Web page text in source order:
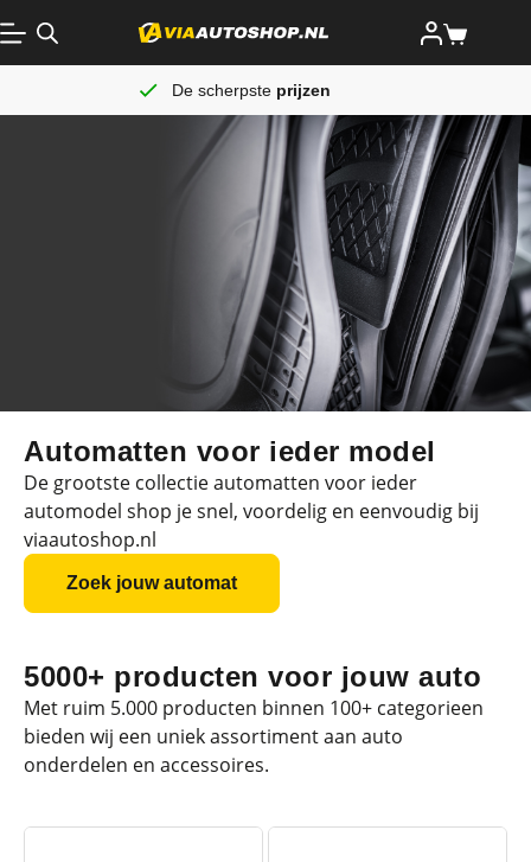
De scherpste prijzen
Automatten voor ieder model
De grootste collectie automatten voor ieder
automodel shop je snel, voordelig en eenvoudig bij
viaautoshop.nl
Zoek jouw automat
5000+ producten voor jouw auto
Met ruim 5.000 producten binnen 100+ categorieen
bieden wij een uniek assortiment aan auto
onderdelen en accessoires.